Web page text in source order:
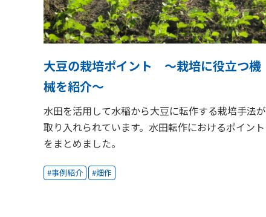
大豆の栽培ポイント ～栽培に役立つ機
械を紹介～
水田を活用して水稲から大豆に転作する栽培手法が
取り入れられています。水田転作におけるポイント
をまとめました。
事例紹介 畑作